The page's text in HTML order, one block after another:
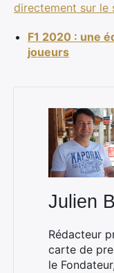
directement sur le
F1 2020 : une
joueurs
Julien
Rédacteur
carte de
le